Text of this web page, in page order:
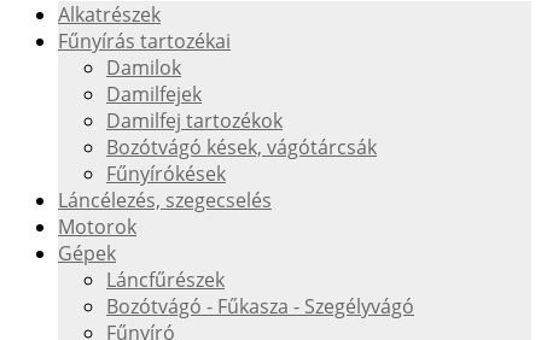
Alkatrészek
Fűnyírás tartozékai
Damilok
Damilfejek
Damilfej tartozékok
Bozótvágó kések, vágótárcsák
Fűnyírókések
Láncélezés, szegecselés
Motorok
Gépek
Láncfűrészek
Bozótvágó - Fűkasza - Szegélyvágó
Fűnyíró